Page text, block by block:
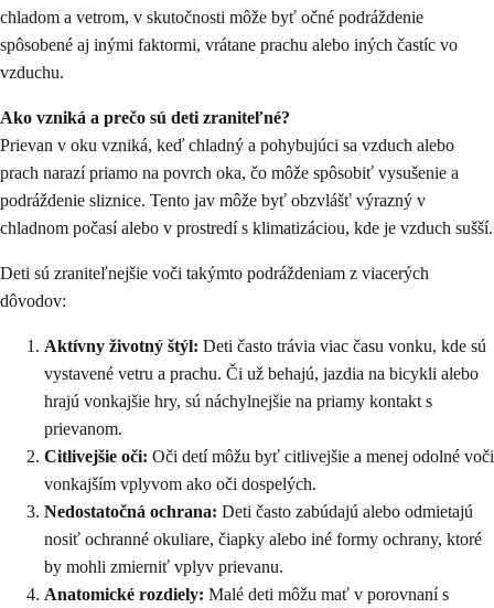
chladom a vetrom, v skutočnosti môže byť očné podráždenie
spôsobené aj inými faktormi, vrátane prachu alebo iných častíc vo
vzduchu.
Ako vzniká a prečo sú deti zraniteľné?
Prievan v oku vzniká, keď chladný a pohybujúci sa vzduch alebo
prach narazí priamo na povrch oka, čo môže spôsobiť vysušenie a
podráždenie sliznice. Tento jav môže byť obzvlášť výrazný v
chladnom počasí alebo v prostredí s klimatizáciou, kde je vzduch sušší.
Deti sú zraniteľnejšie voči takýmto podráždeniam z viacerých
dôvodov:
Aktívny životný štýl: Deti často trávia viac času vonku, kde sú
vystavené vetru a prachu. Či už behajú, jazdia na bicykli alebo
hrajú vonkajšie hry, sú náchylnejšie na priamy kontakt s
prievanom.
Citlivejšie oči: Oči detí môžu byť citlivejšie a menej odolné voči
vonkajším vplyvom ako oči dospelých.
Nedostatočná ochrana: Deti často zabúdajú alebo odmietajú
nosiť ochranné okuliare, čiapky alebo iné formy ochrany, ktoré
by mohli zmierniť vplyv prievanu.
Anatomické rozdiely: Malé deti môžu mať v porovnaní s